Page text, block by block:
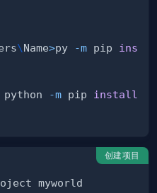
\Name>py -m pip ins
-m pip install
创建项目